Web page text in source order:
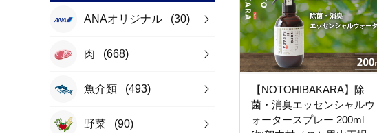
ANAオリジナル (30)
肉 (668)
魚介類 (493)
野菜 (90)
【NOTOHIBAKARA】除
菌・消臭エッセンシャルウ
ォータースプレー 200ml